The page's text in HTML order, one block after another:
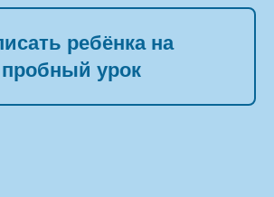
ребёнка на
пробный урок